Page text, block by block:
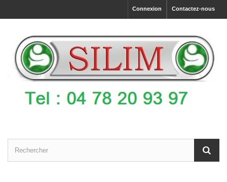
Contactez-nous
Connexion